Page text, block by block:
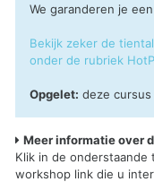
We garanderen je
Bekijk zeker de
onder de rubriek
Opgelet: deze
Meer informatie over
Klik in de onderstaande
workshop link die u